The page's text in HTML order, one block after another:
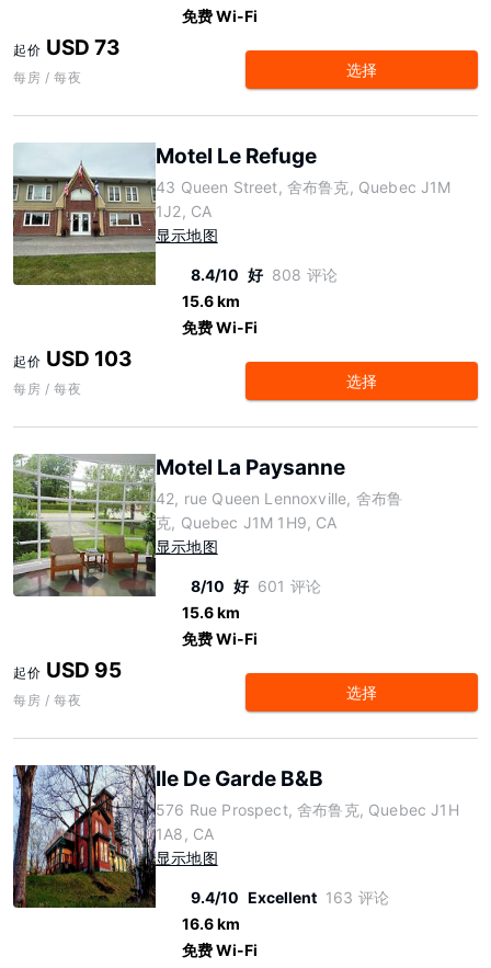
免费 Wi-Fi
起价 USD 73
每房 / 每夜 选择
Motel Le Refuge
43 Queen Street, 舍布鲁克, Quebec J1M
1J2, CA
显示地图
8.4/10 好 808 评论
15.6 km
免费 Wi-Fi
起价 USD 103
每房 / 每夜 选择
Motel La Paysanne
42, rue Queen Lennoxville, 舍布鲁
克, Quebec J1M 1H9, CA
显示地图
8/10 好 601 评论
15.6 km
免费 Wi-Fi
起价 USD 95
每房 / 每夜 选择
Ile De Garde B&B
576 Rue Prospect, 舍布鲁克, Quebec J1H
1A8, CA
显示地图
9.4/10 Excellent 163 评论
16.6 km
免费 Wi-Fi